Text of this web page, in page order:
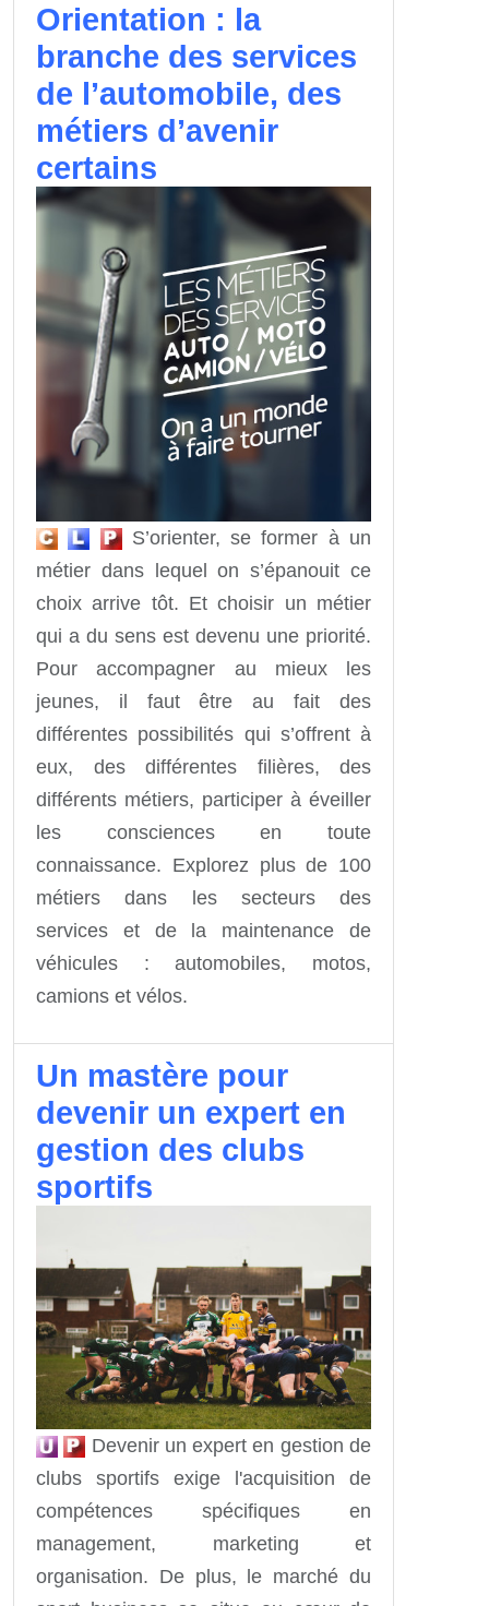
Orientation : la
branche des services
de l’automobile, des
métiers d’avenir
certains
S’orienter, se former à un
métier dans lequel on s’épanouit ce
choix arrive tôt. Et choisir un métier
qui a du sens est devenu une priorité.
Pour accompagner au mieux les
jeunes, il faut être au fait des
différentes possibilités qui s’offrent à
eux, des différentes filières, des
différents métiers, participer à éveiller
les consciences en toute
connaissance. Explorez plus de 100
métiers dans les secteurs des
services et de la maintenance de
véhicules : automobiles, motos,
camions et vélos.
Un mastère pour
devenir un expert en
gestion des clubs
sportifs
Devenir un expert en gestion de
clubs sportifs exige l'acquisition de
compétences spécifiques en
management, marketing et
organisation. De plus, le marché du